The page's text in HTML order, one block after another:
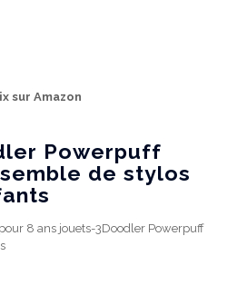
sur Amazon
Powerpuff
de stylos